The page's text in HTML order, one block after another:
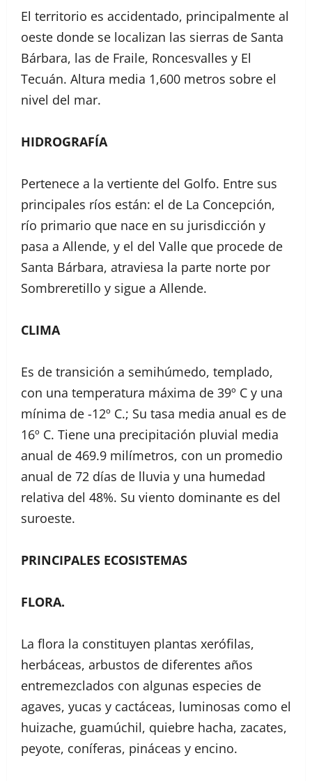
El territorio es accidentado, principalmente al
oeste donde se localizan las sierras de Santa
Bárbara, las de Fraile, Roncesvalles y El
Tecuán. Altura media 1,600 metros sobre el
nivel del mar.
HIDROGRAFÍA
Pertenece a la vertiente del Golfo. Entre sus
principales ríos están: el de La Concepción,
río primario que nace en su jurisdicción y
pasa a Allende, y el del Valle que procede de
Santa Bárbara, atraviesa la parte norte por
Sombreretillo y sigue a Allende.
CLIMA
Es de transición a semihúmedo, templado,
con una temperatura máxima de 39º C y una
mínima de -12º C.; Su tasa media anual es de
16º C. Tiene una precipitación pluvial media
anual de 469.9 milímetros, con un promedio
anual de 72 días de lluvia y una humedad
relativa del 48%. Su viento dominante es del
suroeste.
PRINCIPALES ECOSISTEMAS
FLORA.
La flora la constituyen plantas xerófilas,
herbáceas, arbustos de diferentes años
entremezclados con algunas especies de
agaves, yucas y cactáceas, luminosas como el
huizache, guamúchil, quiebre hacha, zacates,
peyote, coníferas, pináceas y encino.